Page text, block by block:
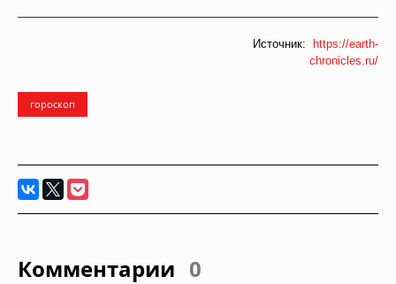
Источник:
https://earth-
chronicles.ru/
гороскоп
Комментарии 0